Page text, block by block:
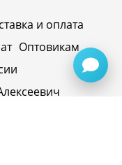
и оплата
Оптовикам